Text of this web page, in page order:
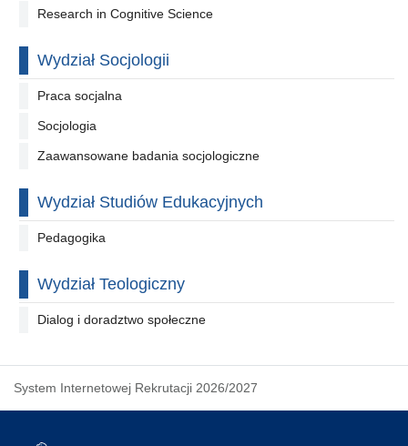
Research in Cognitive Science
Wydział Socjologii
Praca socjalna
Socjologia
Zaawansowane badania socjologiczne
Wydział Studiów Edukacyjnych
Pedagogika
Wydział Teologiczny
Dialog i doradztwo społeczne
System Internetowej Rekrutacji 2026/2027